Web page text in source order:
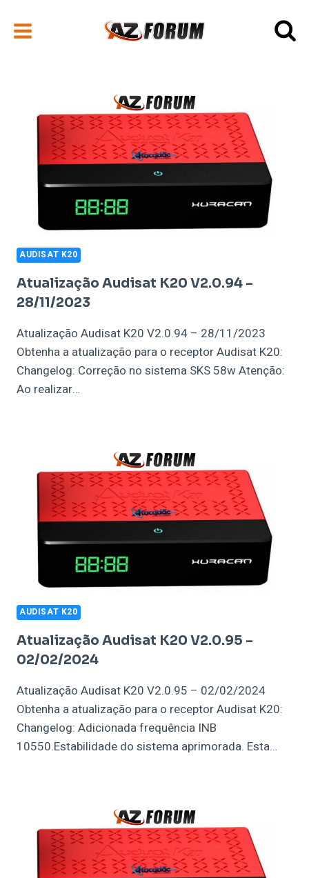
para
AUDISAT K20
Atualização Audisat K20 V2.0.94 –
28/11/2023
Atualização Audisat K20 V2.0.94 – 28/11/2023
Obtenha a atualização para o receptor Audisat K20:
Changelog: Correção no sistema SKS 58w Atenção:
Ao realizar…
AUDISAT K20
Atualização Audisat K20 V2.0.95 –
02/02/2024
Atualização Audisat K20 V2.0.95 – 02/02/2024
Obtenha a atualização para o receptor Audisat K20:
Changelog: Adicionada frequência INB
10550.Estabilidade do sistema aprimorada. Esta…